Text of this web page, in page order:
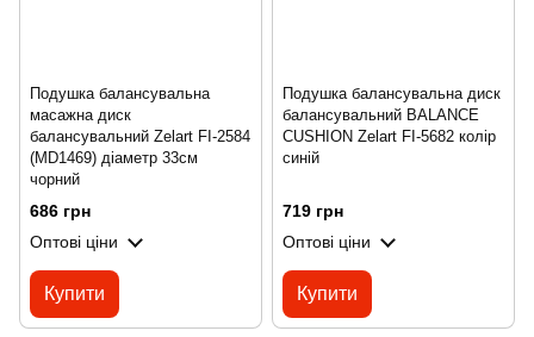
Подушка балансувальна
масажна диск
балансувальний Zelart FI-2584
(MD1469) діаметр 33см
чорний
686 грн
Оптові ціни
Купити
Подушка балансувальна диск
балансувальний BALANCE
CUSHION Zelart FI-5682 колір
синій
719 грн
Оптові ціни
Купити